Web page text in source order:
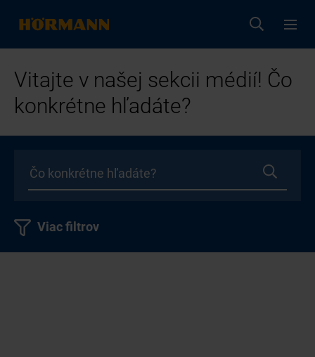
Vitajte v našej sekcii médií! Čo
konkrétne hľadáte?
Viac filtrov